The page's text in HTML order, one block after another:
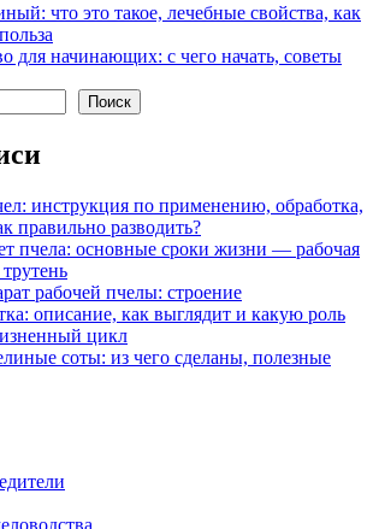
что это такое, лечебные свойства, как
для начинающих: с чего начать, советы
Поиск
инструкция по применению, обработка,
правильно разводить?
пчела: основные сроки жизни — рабочая
рабочей пчелы: строение
описание, как выглядит и какую роль
цикл
соты: из чего сделаны, полезные